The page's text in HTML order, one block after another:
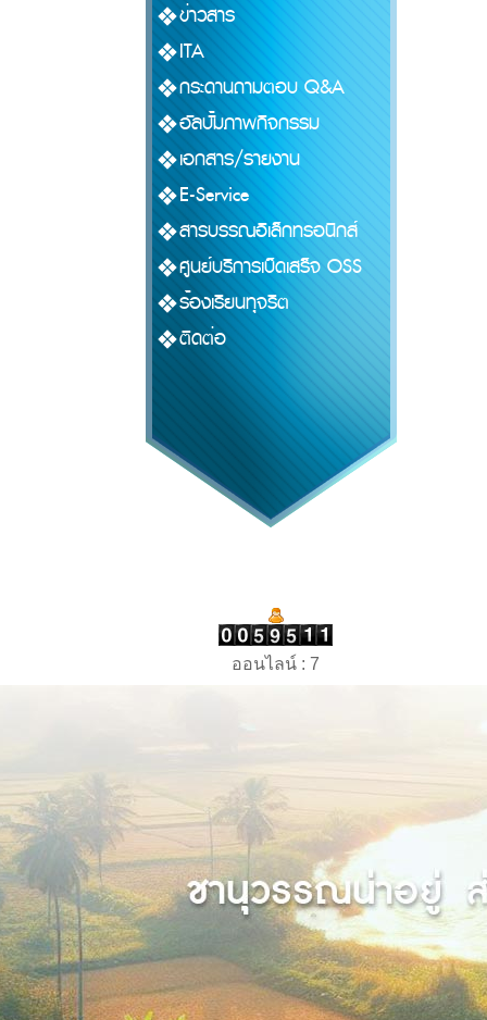
ข่าวสาร
ITA
กระดานถามตอบ Q&A
อัลบั้มภาพกิจกรรม
เอกสาร/รายงาน
E-Service
สารบรรณอิเล็กทรอนิกส์
ศูนย์บริการเบ็ดเสร็จ OSS
ร้องเรียนทุจริต
ติดต่อ
ออนไลน์ : 7